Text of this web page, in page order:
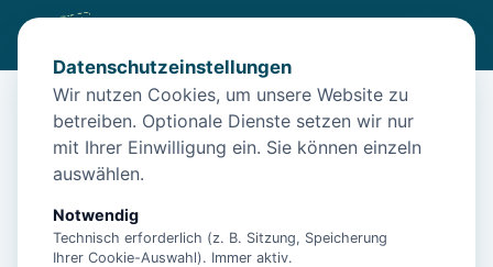
/Unterkünfte /Norden/
Ferienwohnung Dünentraum in Norden
Ferienwohnung Dünentraum in
Norden
26506 Norden
Datenschutzeinstellungen
Wir nutzen Cookies, um unsere Website zu
betreiben. Optionale Dienste setzen wir nur
mit Ihrer Einwilligung ein. Sie können einzeln
auswählen.
Notwendig
Technisch erforderlich (z. B. Sitzung, Speicherung
Ihrer Cookie-Auswahl). Immer aktiv.